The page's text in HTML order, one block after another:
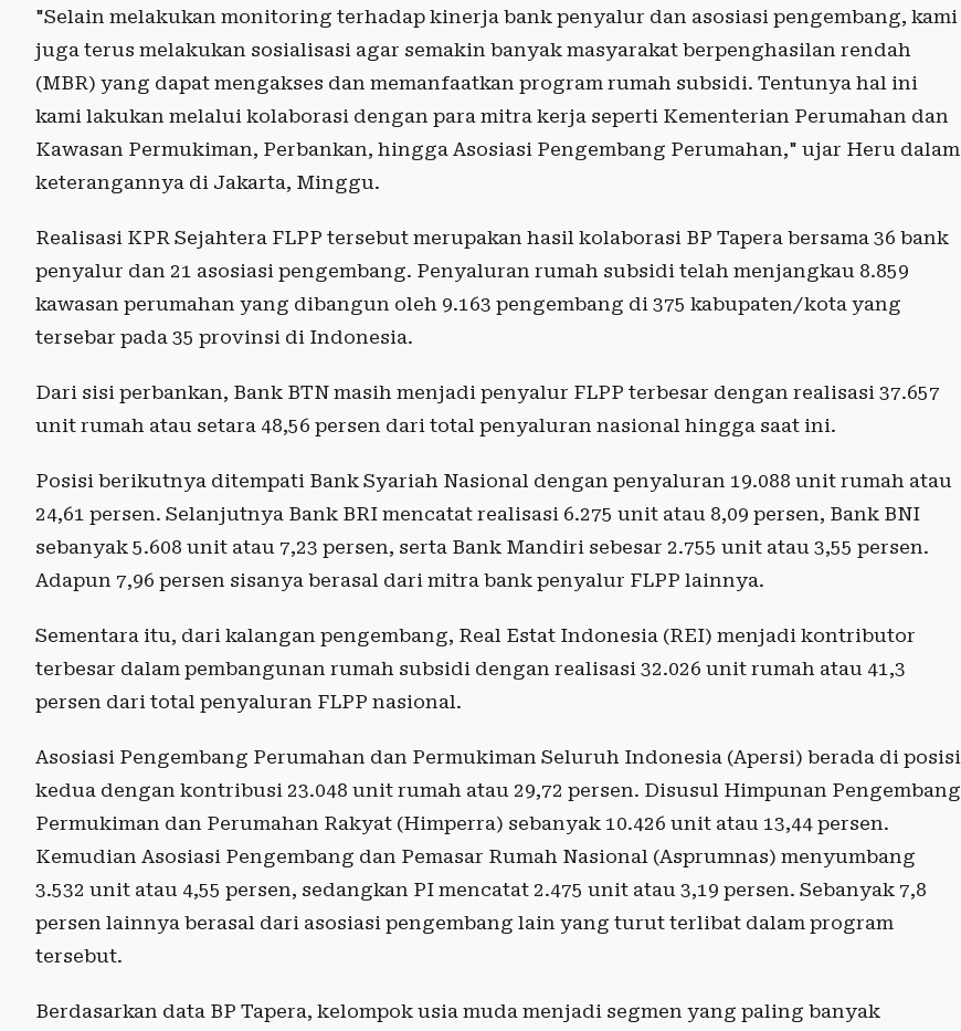
"Selain melakukan monitoring terhadap kinerja bank penyalur dan asosiasi pengembang, kami
juga terus melakukan sosialisasi agar semakin banyak masyarakat berpenghasilan rendah
(MBR) yang dapat mengakses dan memanfaatkan program rumah subsidi. Tentunya hal ini
kami lakukan melalui kolaborasi dengan para mitra kerja seperti Kementerian Perumahan dan
Kawasan Permukiman, Perbankan, hingga Asosiasi Pengembang Perumahan," ujar Heru dalam
keterangannya di Jakarta, Minggu.
Realisasi KPR Sejahtera FLPP tersebut merupakan hasil kolaborasi BP Tapera bersama 36 bank
penyalur dan 21 asosiasi pengembang. Penyaluran rumah subsidi telah menjangkau 8.859
kawasan perumahan yang dibangun oleh 9.163 pengembang di 375 kabupaten/kota yang
tersebar pada 35 provinsi di Indonesia.
Dari sisi perbankan, Bank BTN masih menjadi penyalur FLPP terbesar dengan realisasi 37.657
unit rumah atau setara 48,56 persen dari total penyaluran nasional hingga saat ini.
Posisi berikutnya ditempati Bank Syariah Nasional dengan penyaluran 19.088 unit rumah atau
24,61 persen. Selanjutnya Bank BRI mencatat realisasi 6.275 unit atau 8,09 persen, Bank BNI
sebanyak 5.608 unit atau 7,23 persen, serta Bank Mandiri sebesar 2.755 unit atau 3,55 persen.
Adapun 7,96 persen sisanya berasal dari mitra bank penyalur FLPP lainnya.
Sementara itu, dari kalangan pengembang, Real Estat Indonesia (REI) menjadi kontributor
terbesar dalam pembangunan rumah subsidi dengan realisasi 32.026 unit rumah atau 41,3
persen dari total penyaluran FLPP nasional.
Asosiasi Pengembang Perumahan dan Permukiman Seluruh Indonesia (Apersi) berada di posisi
kedua dengan kontribusi 23.048 unit rumah atau 29,72 persen. Disusul Himpunan Pengembang
Permukiman dan Perumahan Rakyat (Himperra) sebanyak 10.426 unit atau 13,44 persen.
Kemudian Asosiasi Pengembang dan Pemasar Rumah Nasional (Asprumnas) menyumbang
3.532 unit atau 4,55 persen, sedangkan PI mencatat 2.475 unit atau 3,19 persen. Sebanyak 7,8
persen lainnya berasal dari asosiasi pengembang lain yang turut terlibat dalam program
tersebut.
Berdasarkan data BP Tapera, kelompok usia muda menjadi segmen yang paling banyak